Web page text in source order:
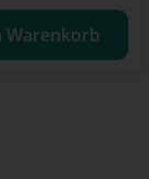
Warenkorb